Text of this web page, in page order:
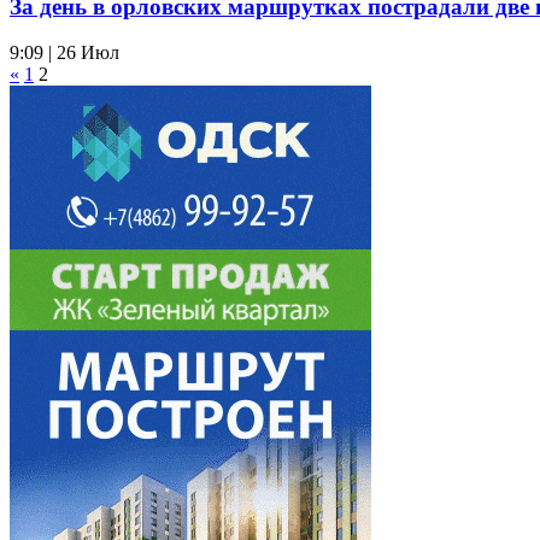
За день в орловских маршрутках пострадали две
9:09 | 26 Июл
« 1 2